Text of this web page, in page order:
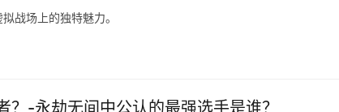
战场上的独特魅力。